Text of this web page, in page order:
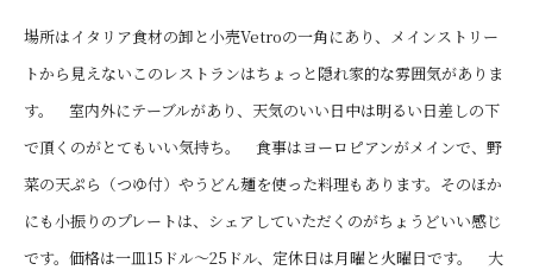
場所はイタリア食材の卸と小売Vetroの一角にあり、メインストリー
トから見えないこのレストランはちょっと隠れ家的な雰囲気がありま
す。 室内外にテーブルがあり、天気のいい日中は明るい日差しの下
で頂くのがとてもいい気持ち。 食事はヨーロピアンがメインで、野
菜の天ぷら（つゆ付）やうどん麺を使った料理もあります。そのほか
にも小振りのプレートは、シェアしていただくのがちょうどいい感じ
です。価格は一皿15ドル～25ドル、定休日は月曜と火曜日です。 大